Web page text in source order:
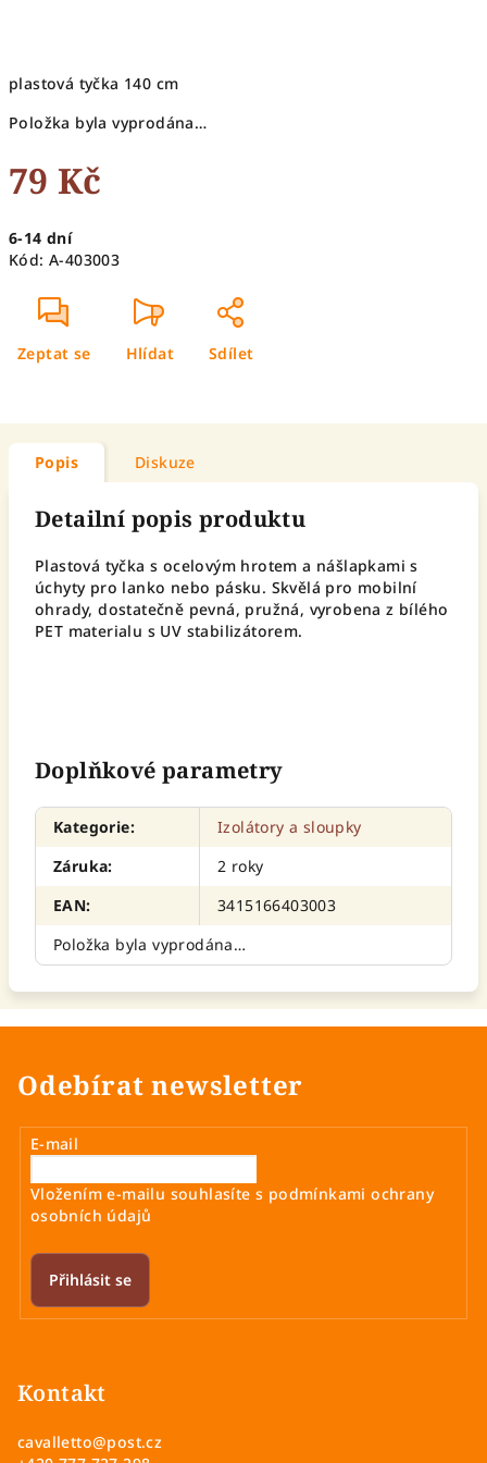
plastová tyčka 140 cm
Položka byla vyprodána…
79 Kč
cena:
6-14 dní
Kód: A-403003
Zeptat se Hlídat Sdílet
Popis Diskuze
Detailní popis produktu
Plastová tyčka s ocelovým hrotem a nášlapkami s
úchyty pro lanko nebo pásku. Skvělá pro mobilní
ohrady, dostatečně pevná, pružná, vyrobena z bílého
PET materialu s UV stabilizátorem.
Doplňkové parametry
Kategorie:
Izolátory a sloupky
Záruka:
2 roky
EAN:
3415166403003
Položka byla vyprodána…
Odebírat newsletter
E-mail
Vložením e-mailu souhlasíte s podmínkami ochrany
osobních údajů
Přihlásit se
Kontakt
cavalletto@post.cz